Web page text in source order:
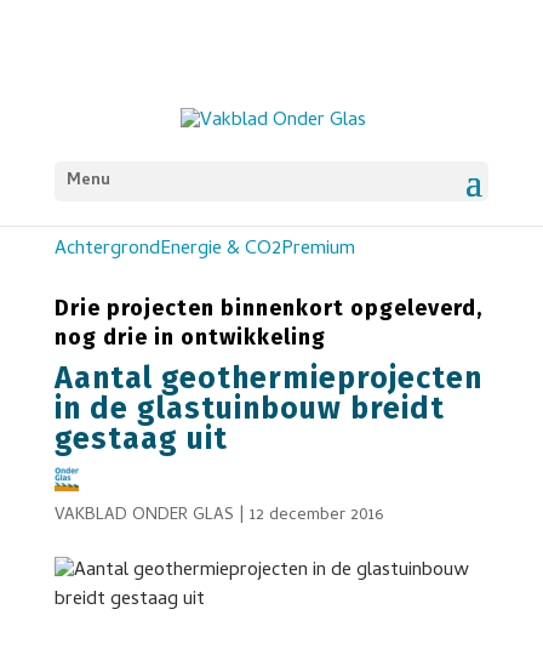
Menu
AchtergrondEnergie & CO2Premium
Drie projecten binnenkort opgeleverd,
nog drie in ontwikkeling
Aantal geothermieprojecten
in de glastuinbouw breidt
gestaag uit
VAKBLAD ONDER GLAS | 12 december 2016